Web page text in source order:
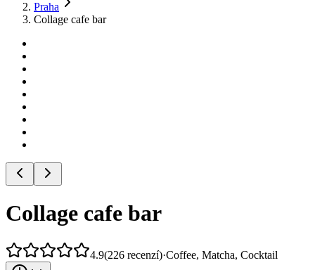
Praha
Collage cafe bar
Collage cafe bar
4.9(226 recenzí)·Coffee, Matcha, Cocktail